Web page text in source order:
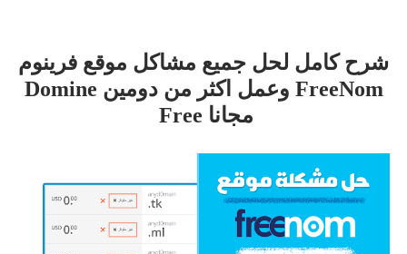
شرح كامل لحل جميع مشاكل موقع فرينوم
FreeNom وعمل اكثر من دومين Domine
مجانا Free